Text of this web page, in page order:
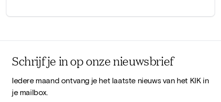
Schrijf je in op onze nieuwsbrief
Iedere maand ontvang je het laatste nieuws van het KIK in
je mailbox.